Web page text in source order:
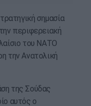
σημασία
περιφερειακή
του ΝΑΤΟ
την Ανατολική
της Σούδας
αυτός ο